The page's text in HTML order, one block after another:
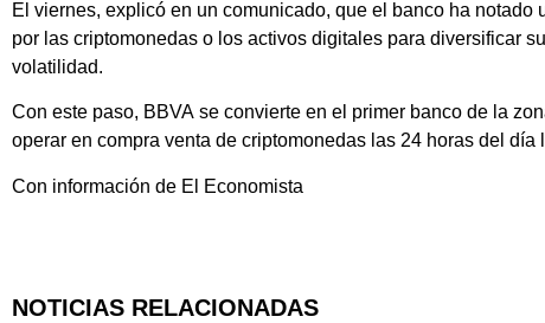
El viernes, explicó en un comunicado, que el banco ha
por las criptomonedas o los activos digitales para diversificar
volatilidad.
Con este paso, BBVA se convierte en el primer banco de la
operar en compra venta de criptomonedas las 24 horas del día
Con información de El Economista
NOTICIAS RELACIONADAS